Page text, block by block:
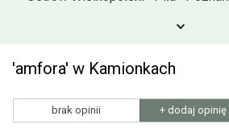
'amfora' w Kamionkach
brak opinii + dodaj opinię